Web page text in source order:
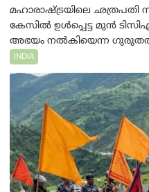
മഹാരാഷ്ട്രയിലെ ഛത്രപതി
കേസിൽ ഉൾപ്പെട്ട മുൻ
അഭയം നൽകിയെന്ന
INDIA